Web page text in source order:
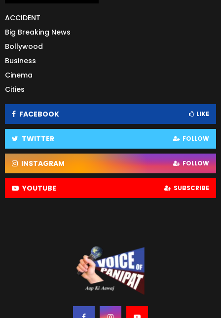
ACCIDENT
Big Breaking News
Bollywood
Business
Cinema
Cities
FACEBOOK LIKE
TWITTER FOLLOW
INSTAGRAM FOLLOW
YOUTUBE SUBSCRIBE